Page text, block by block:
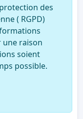
des
( RGPD)
une raison
soient
possible.